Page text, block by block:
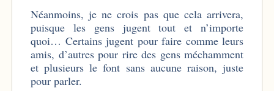
Néanmoins, je ne crois pas que cela arrivera,
puisque les gens jugent tout et n’importe
quoi… Certains jugent pour faire comme leurs
amis, d’autres pour rire des gens méchamment
et plusieurs le font sans aucune raison, juste
pour parler.